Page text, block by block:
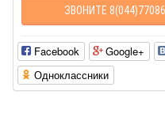
ЗВОНИТЕ
Facebook Google+
Одноклассники